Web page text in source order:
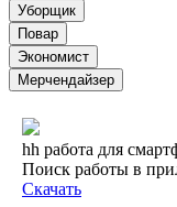
Уборщик
Повар
Экономист
Мерчендайзер
hh работа для
Поиск работы в
Скачать